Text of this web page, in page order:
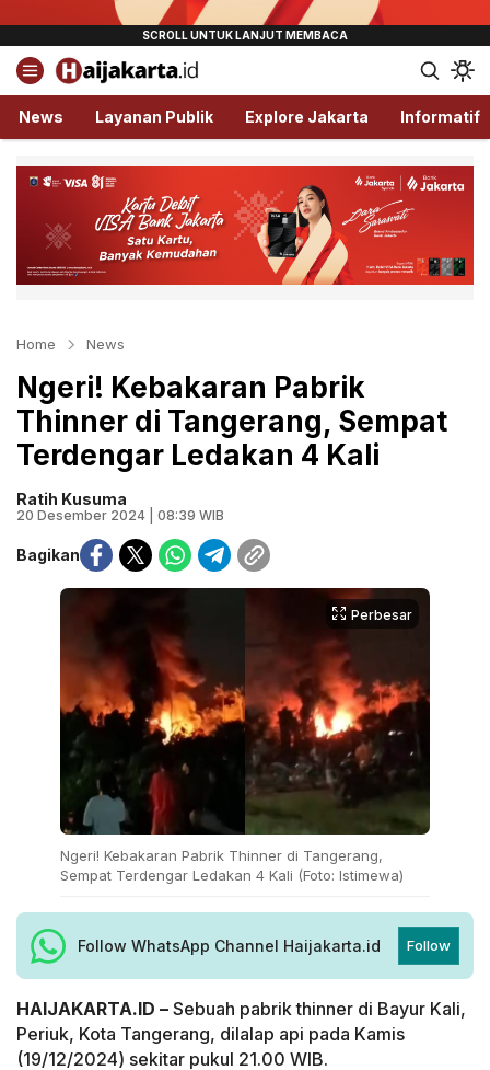
Haijakarta.id
Semua Tentang Jakarta Ada Disini!
News Layanan Publik Explore Jakarta Informatif
Home News
Ngeri! Kebakaran Pabrik
Thinner di Tangerang, Sempat
Terdengar Ledakan 4 Kali
Ratih Kusuma
20 Desember 2024 | 08:39 WIB
Bagikan
Perbesar
Ngeri! Kebakaran Pabrik Thinner di Tangerang,
Sempat Terdengar Ledakan 4 Kali (Foto: Istimewa)
Follow WhatsApp Channel Haijakarta.id Follow
HAIJAKARTA.ID – Sebuah pabrik thinner di Bayur Kali,
Periuk, Kota Tangerang, dilalap api pada Kamis
(19/12/2024) sekitar pukul 21.00 WIB.